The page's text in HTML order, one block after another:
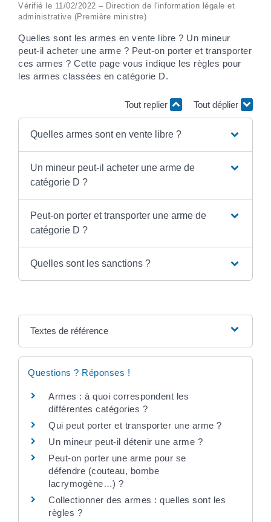
Vérifié le 11/02/2022 – Direction de l'information légale et
administrative (Première ministre)
Quelles sont les armes en vente libre ? Un mineur
peut-il acheter une arme ? Peut-on porter et transporter
ces armes ? Cette page vous indique les règles pour
les armes classées en catégorie D.
Tout replier Tout déplier
Quelles armes sont en vente libre ?
Un mineur peut-il acheter une arme de
catégorie D ?
Peut-on porter et transporter une arme de
catégorie D ?
Quelles sont les sanctions ?
Textes de référence
Questions ? Réponses !
Armes : à quoi correspondent les
différentes catégories ?
Qui peut porter et transporter une arme ?
Un mineur peut-il détenir une arme ?
Peut-on porter une arme pour se
défendre (couteau, bombe
lacrymogène…) ?
Collectionner des armes : quelles sont les
règles ?